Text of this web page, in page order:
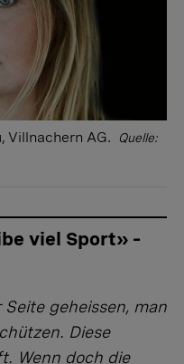
Villnachern AG.
Quelle:
viel Sport» –
geheissen, man
Diese
Wenn doch die